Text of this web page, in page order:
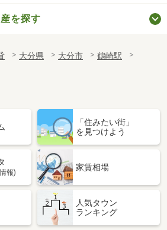
を探す
大分県 大分市
鶴崎駅
「住みたい街」
を見つけよう
報)
家賃相場
人気タウン
ランキング